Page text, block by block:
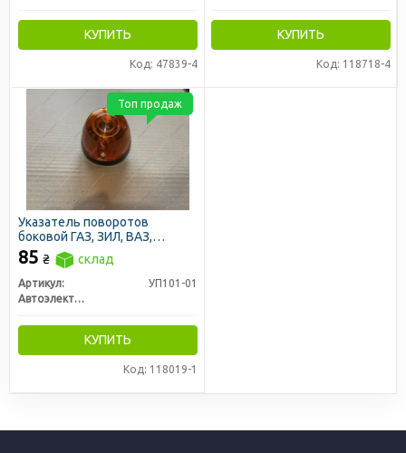
КУПИТЬ
Код: 47839-4
КУПИТЬ
Код: 118718-4
Указатель поворотов
боковой ГАЗ, ЗИЛ, ВАЗ,
КАМАЗ, фонарь автопоезда
МТЗ 12/24V без лампы (пр-во
Автоэлектроаппаратура)
85 ₴ склад
Артикул:
УП101-01
Автоэлектроаппаратура
КУПИТЬ
Код: 118019-1
Топ продаж